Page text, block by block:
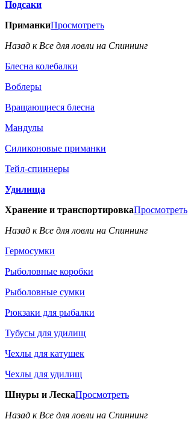
Подсаки
ПриманкиПросмотреть
Назад к Все для ловли на Спиннинг
Блесна колебалки
Воблеры
Вращающиеся блесна
Мандулы
Силиконовые приманки
Тейл-спиннеры
Удилища
Хранение и транспортировкаПросмотреть
Назад к Все для ловли на Спиннинг
Гермосумки
Рыболовные коробки
Рыболовные сумки
Рюкзаки для рыбалки
Тубусы для удилищ
Чехлы для катушек
Чехлы для удилищ
Шнуры и ЛескаПросмотреть
Назад к Все для ловли на Спиннинг